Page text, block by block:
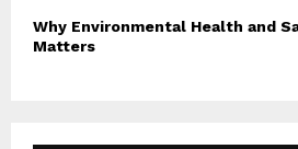
Why Environmental Health and
Matters